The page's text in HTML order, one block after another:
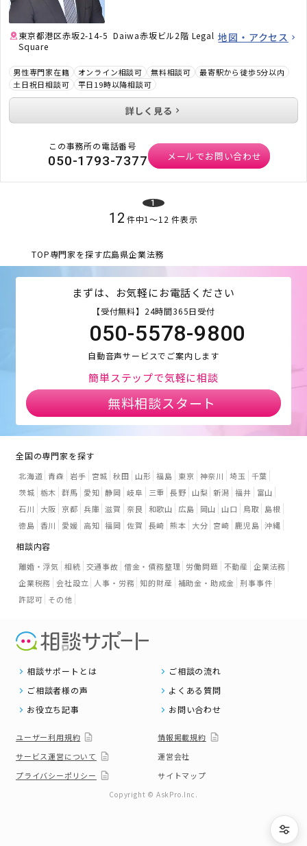
東京都港区赤坂2-14-5 Daiwa赤坂ビル2階 Legal
Square
地図・アクセス
男性専門家在籍 オンライン相談可 無料相談可
最寄駅から徒歩5分以内
土日祝日相談可
平日19時以降相談可
詳しく見る
この事務所の電話番号
050-1793-7377 メールでお問い合わせ
1
12 件中1〜12 件表示
TOP専門家を探す広島県企業法務
まずは、お気軽にお電話ください
【受付無料】24時間365日受付
050-5578-9800
自動音声サービスでご案内します
簡単ステップで気軽に相談
無料相談スタート
全国の専門家を探す
北海道 青森 岩手 宮城 秋田 山形 福島 東京 神奈川 埼玉
千葉
茨城 栃木 群馬 愛知 静岡 岐阜 三重 長野 山梨 新潟 福井
富山
石川
大阪 京都 兵庫 滋賀 奈良 和歌山 広島 岡山 山口 鳥取
島根
徳島 香川 愛媛 高知 福岡 佐賀 長崎 熊本 大分 宮崎 鹿児島 沖縄
相談内容
離婚・浮気 相続 交通事故 借金・債務整理 労働問題 不動産 企業法務
企業税務 会社設立 人事・労務 知的財産 補助金・助成金 刑事事件
許認可 その他
相談サポートとは
ご相談の流れ
ご相談者様の声
よくある質問
お役立ち記事
お問い合わせ
ユーザー利用規約
情報掲載規約
サービス運営について
運営会社
プライバシーポリシー
サイトマップ
Copyright © AskPro.Inc.